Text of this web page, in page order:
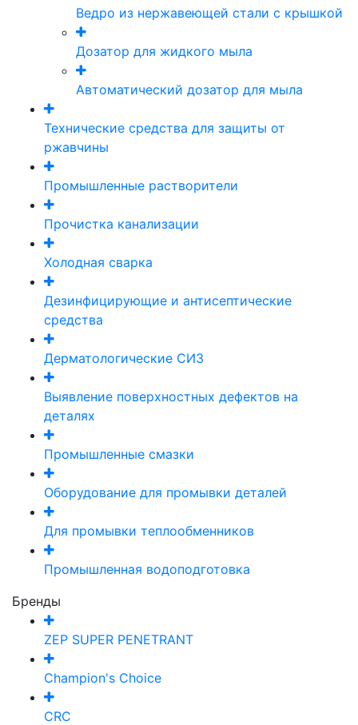
Ведро из нержавеющей стали с крышкой
Дозатор для жидкого мыла
Автоматический дозатор для мыла
Технические средства для защиты от
ржавчины
Промышленные растворители
Прочистка канализации
Холодная сварка
Дезинфицирующие и антисептические
средства
Дерматологические СИЗ
Выявление поверхностных дефектов на
деталях
Промышленные смазки
Оборудование для промывки деталей
Для промывки теплообменников
Промышленная водоподготовка
Бренды
ZEP SUPER PENETRANT
Champion's Choice
CRC